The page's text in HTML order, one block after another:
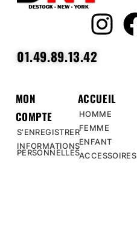
01.49.89.13.42
MON
COMPTE
S’ENREGISTRER
INFORMATIONS
PERSONNELLES
ACCUEIL
HOMME
FEMME
ENFANT
ACCESSOIRES